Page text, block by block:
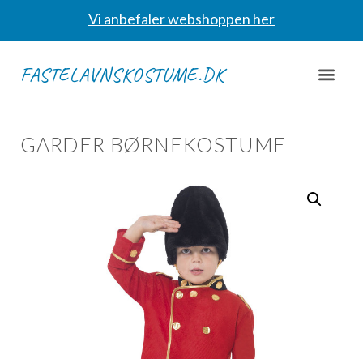
Vi anbefaler webshoppen her
FASTELAVNSKOSTUME.DK
GARDER BØRNEKOSTUME